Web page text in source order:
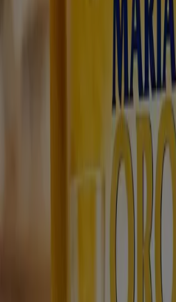
ELECTRO AGOSTO 2026
Torreorgaz
Torreorgaz